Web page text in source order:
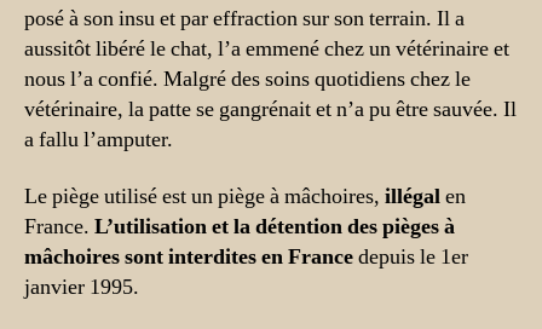
posé à son insu et par effraction sur son terrain. Il a
aussitôt libéré le chat, l’a emmené chez un vétérinaire et
nous l’a confié. Malgré des soins quotidiens chez le
vétérinaire, la patte se gangrénait et n’a pu être sauvée. Il
a fallu l’amputer.
Le piège utilisé est un piège à mâchoires, illégalen
France. L’utilisation et la détention des pièges à
mâchoires sontinterdites en Francedepuis le 1er
janvier 1995.